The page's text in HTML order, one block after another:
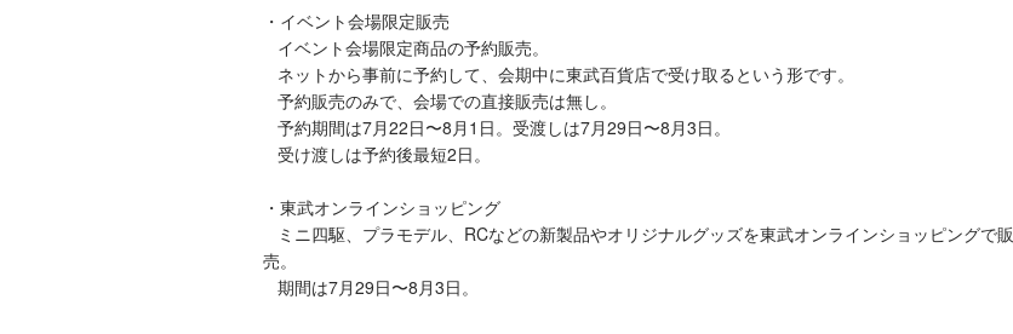
・イベント会場限定販売
イベント会場限定商品の予約販売。
ネットから事前に予約して、会期中に東武百貨店で受け取るという形です。
予約販売のみで、会場での直接販売は無し。
予約期間は7月22日〜8月1日。受渡しは7月29日〜8月3日。
受け渡しは予約後最短2日。
・東武オンラインショッピング
ミニ四駆、プラモデル、RCなどの新製品やオリジナルグッズを東武オンラインショッピングで販
売。
期間は7月29日〜8月3日。